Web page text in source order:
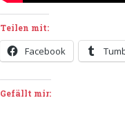
Teilen mit:
Facebook
Gefällt mir: